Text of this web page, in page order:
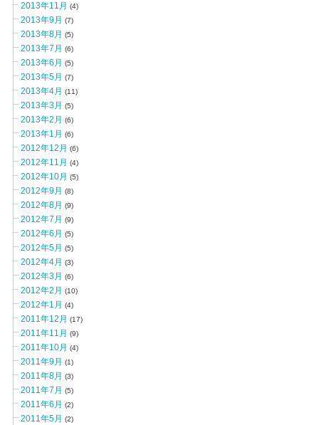
2013年11月 (4)
2013年9月 (7)
2013年8月 (5)
2013年7月 (6)
2013年6月 (5)
2013年5月 (7)
2013年4月 (11)
2013年3月 (5)
2013年2月 (6)
2013年1月 (6)
2012年12月 (6)
2012年11月 (4)
2012年10月 (5)
2012年9月 (8)
2012年8月 (9)
2012年7月 (9)
2012年6月 (5)
2012年5月 (5)
2012年4月 (3)
2012年3月 (6)
2012年2月 (10)
2012年1月 (4)
2011年12月 (17)
2011年11月 (9)
2011年10月 (4)
2011年9月 (1)
2011年8月 (3)
2011年7月 (5)
2011年6月 (2)
2011年5月 (2)